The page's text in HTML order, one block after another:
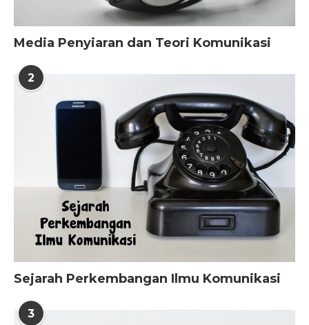
Media Penyiaran dan Teori Komunikasi
2
Sejarah Perkembangan Ilmu Komunikasi
3